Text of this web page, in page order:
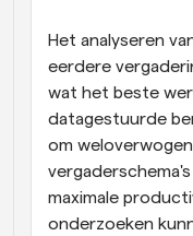
Het analyseren
eerdere
wat het beste
datagestuurde
om
maximale
onderzoeken